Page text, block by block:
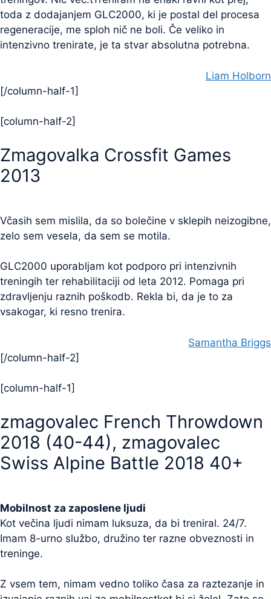
toda z dodajanjem GLC2000, ki je postal del procesa
regeneracije, me sploh nič ne boli. Če veliko in
intenzivno trenirate, je ta stvar absolutna potrebna.
Liam Holborn
[/column-half-1]
[column-half-2]
Zmagovalka Crossfit Games
2013
Včasih sem mislila, da so bolečine v sklepih neizogibne,
zelo sem vesela, da sem se motila.
GLC2000 uporabljam kot podporo pri intenzivnih
treningih ter rehabilitaciji od leta 2012. Pomaga pri
zdravljenju raznih poškodb. Rekla bi, da je to za
vsakogar, ki resno trenira.
Samantha Briggs
[/column-half-2]
[column-half-1]
zmagovalec French Throwdown
2018 (40-44), zmagovalec
Swiss Alpine Battle 2018 40+
Mobilnost za zaposlene ljudi
Kot večina ljudi nimam luksuza, da bi treniral. 24/7.
Imam 8-urno službo, družino ter razne obveznosti in
treninge.
Z vsem tem, nimam vedno toliko časa za raztezanje in